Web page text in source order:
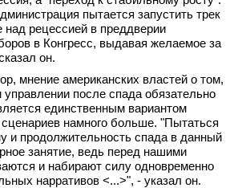
пытается запустить трек
над рецессией в преддверии
в Конгресс, выдавая желаемое за
он.
мнение американских властей о том,
после спада обязательно
единственным вариантом
сценариев намного больше. "Пытаться
и продолжительность спада в данный
занятие, ведь перед нашими
и набирают силу одновременно
нарративов <...>", - указал он.